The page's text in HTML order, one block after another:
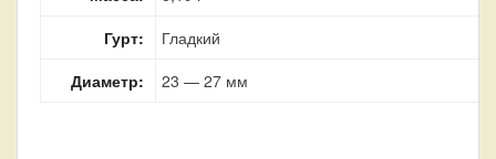
Гурт:
Гладкий
Диаметр:
23 — 27 мм